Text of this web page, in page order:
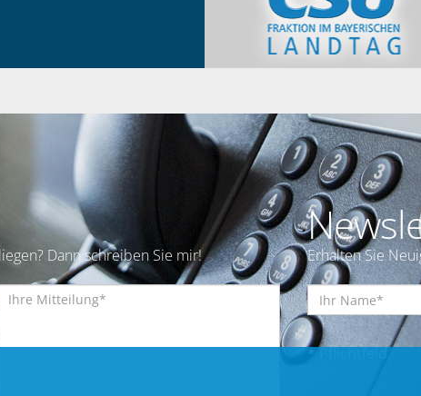
Dann schreiben Sie mir! Erhalten Sie
* Pflichtfeld